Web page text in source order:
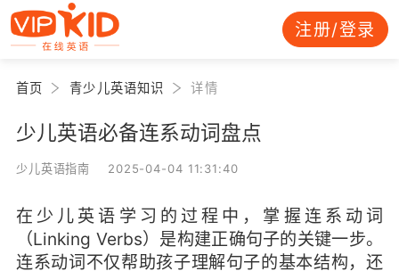
注册/登录
首页 青少儿英语知识 详情
少儿英语必备连系动词盘点
少儿英语指南 2025-04-04 11:31:40
在少儿英语学习的过程中，掌握连系动词
（Linking Verbs）是构建正确句子的关键一步。
连系动词不仅帮助孩子理解句子的基本结构，还